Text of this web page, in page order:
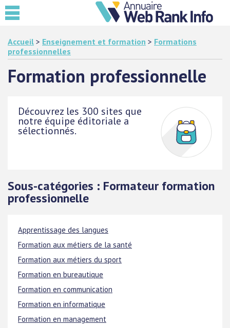
Accueil > Enseignement et formation > Formations
professionnelles
Formation professionnelle
Découvrez les 300 sites que
notre équipe éditoriale a
sélectionnés.
Sous-catégories : Formateur formation
professionnelle
Apprentissage des langues
Formation aux métiers de la santé
Formation aux métiers du sport
Formation en bureautique
Formation en communication
Formation en informatique
Formation en management